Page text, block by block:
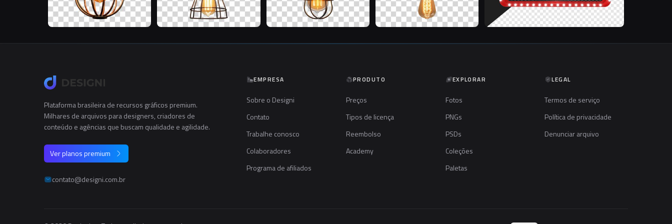
Plataforma brasileira de recursos gráficos premium.
Milhares de arquivos para designers, criadores de
conteúdo e agências que buscam qualidade e agilidade.
Ver planos premium
contato@designi.com.br
EMPRESA
Sobre o Designi
Contato
Trabalhe conosco
Colaboradores
Programa de afiliados
PRODUTO
Preços
Tipos de licença
Reembolso
Academy
EXPLORAR
Fotos
PNGs
PSDs
Coleções
Paletas
LEGAL
Termos de serviço
Política de privacidade
Denunciar arquivo